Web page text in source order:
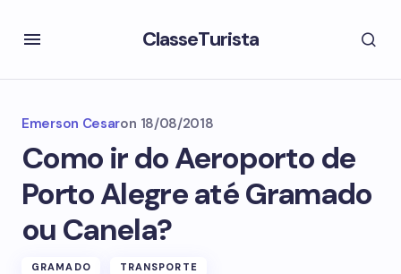
ClasseTurista
Emerson Cesaron 18/08/2018
Como ir do Aeroporto de
Porto Alegre até Gramado
ou Canela?
GRAMADO TRANSPORTE